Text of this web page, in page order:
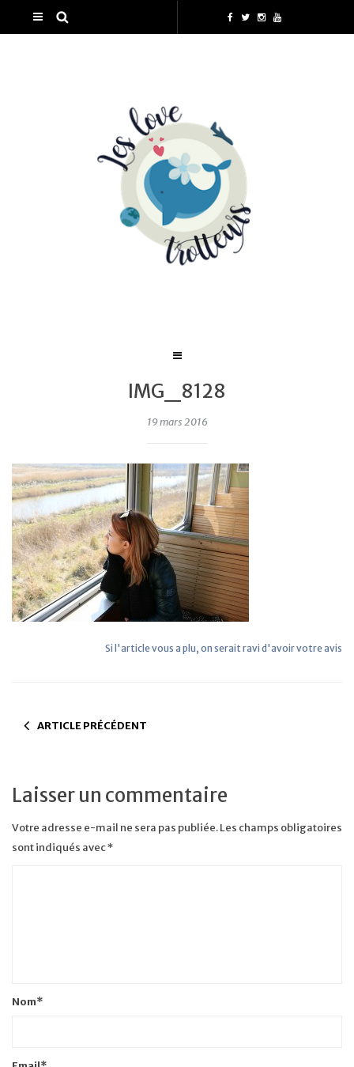
IMG_8128
19 mars 2016
Si l'article vous a plu, on serait ravi d'avoir votre avis
ARTICLE PRÉCÉDENT
Laisser un commentaire
Votre adresse e-mail ne sera pas publiée.Les champs obligatoires
sont indiqués avec*
Nom*